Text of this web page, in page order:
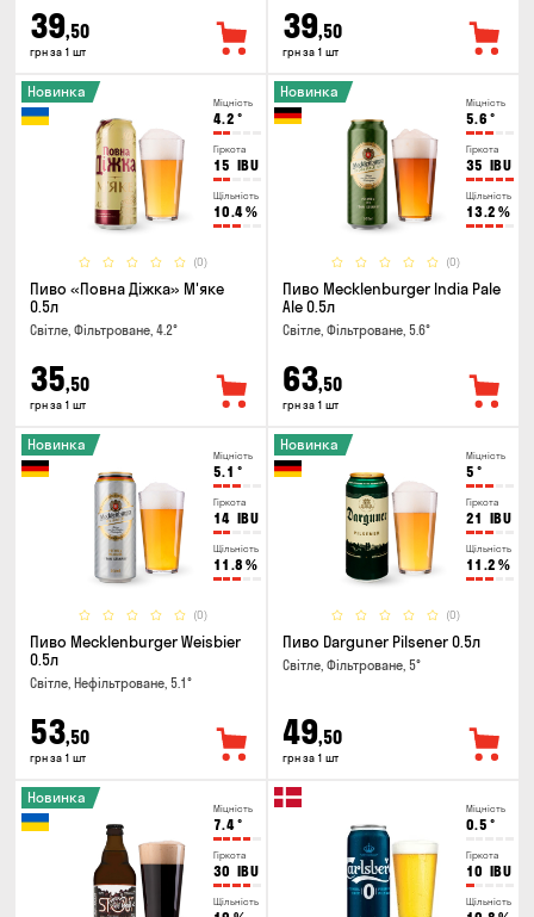
39,50
грн за 1 шт
39,50
грн за 1 шт
Міцність
4.2 °
Гіркота
15 IBU
Щільність
10.4%
(0)
Новинка
Пиво «Повна Діжка» М'яке
0.5л
Світле, Фільтроване, 4.2°
35,50
грн за 1 шт
Міцність
5.6 °
Гіркота
35 IBU
Щільність
13.2 %
(0)
Новинка
Пиво Mecklenburger India Pale
Ale 0.5л
Світле, Фільтроване, 5.6°
63,50
грн за 1 шт
Міцність
5.1 °
Гіркота
14 IBU
Щільність
11.8 %
(0)
Новинка
Пиво Mecklenburger Weisbier
0.5л
Світле, Нефільтроване, 5.1°
53,50
грн за 1 шт
Міцність
5 °
Гіркота
21 IBU
Щільність
11.2 %
(0)
Новинка
Пиво Darguner Pilsener 0.5л
Світле, Фільтроване, 5°
49,50
грн за 1 шт
Міцність
7.4°
Гіркота
30 IBU
Щільність
Новинка
Міцність
0.5 °
Гіркота
10 IBU
Щільність